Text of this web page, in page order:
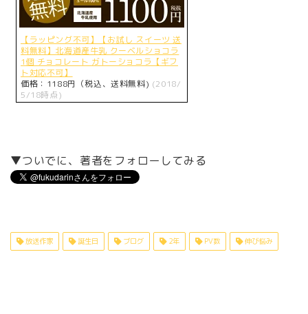
【ラッピング不可】【お試し スイーツ 送
料無料】北海道産牛乳 クーベルショコラ
1個 チョコレート ガトーショコラ【ギフ
ト対応不可】
価格：1188円（税込、送料無料) (2018/
5/18時点)
▼ついでに、著者をフォローしてみる
放送作家 誕生日 ブログ 2年 PV数 伸び悩み